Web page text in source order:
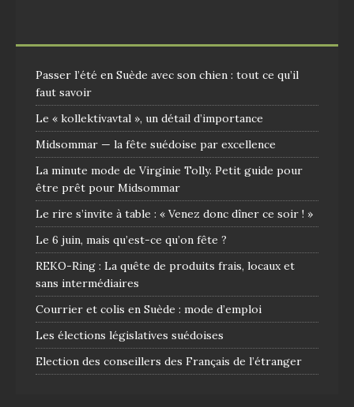
Passer l’été en Suède avec son chien : tout ce qu’il
faut savoir
Le « kollektivavtal », un détail d’importance
Midsommar — la fête suédoise par excellence
La minute mode de Virginie Tolly. Petit guide pour
être prêt pour Midsommar
Le rire s’invite à table : « Venez donc dîner ce soir ! »
Le 6 juin, mais qu’est-ce qu’on fête ?
REKO-Ring : La quête de produits frais, locaux et
sans intermédiaires
Courrier et colis en Suède : mode d’emploi
Les élections législatives suédoises
Election des conseillers des Français de l’étranger